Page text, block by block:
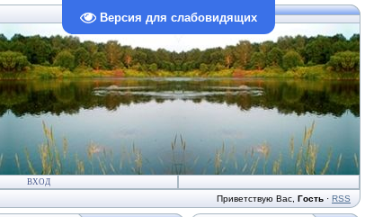
Версия для слабовидящих
ВХОД
Приветствую Вас Гость · RSS